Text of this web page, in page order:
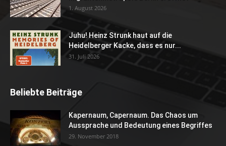
1. August 2026
Juhu! Heinz Strunk haut auf die
Heidelberger Kacke, dass es nur...
31. Juli 2026
Beliebte Beiträge
Kapernaum, Capernaum. Das Chaos um
Aussprache und Bedeutung eines Begriffes
29. November 2018